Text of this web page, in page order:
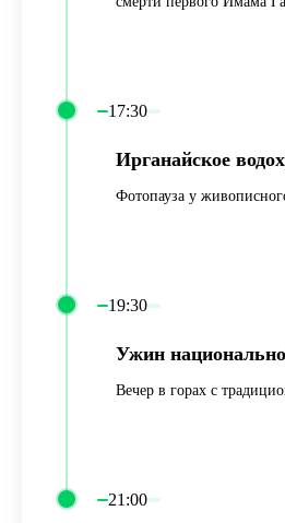
17:30
Ирганайское
Фотопауза у
19:30
Ужин
Вечер в горах с
21:00